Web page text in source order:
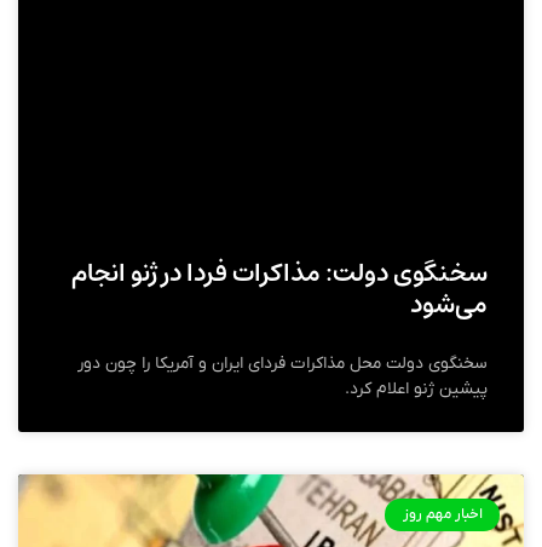
سخنگوی دولت: مذاکرات فردا در ژنو انجام
می‌شود
سخنگوی دولت محل مذاکرات فردای ایران و آمریکا را چون دور
پیشین ژنو اعلام کرد.
اخبار مهم روز